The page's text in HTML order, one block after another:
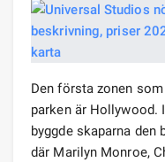
Den första zonen
parken är Hollywood.
byggde skaparna den
där Marilyn Monroe,